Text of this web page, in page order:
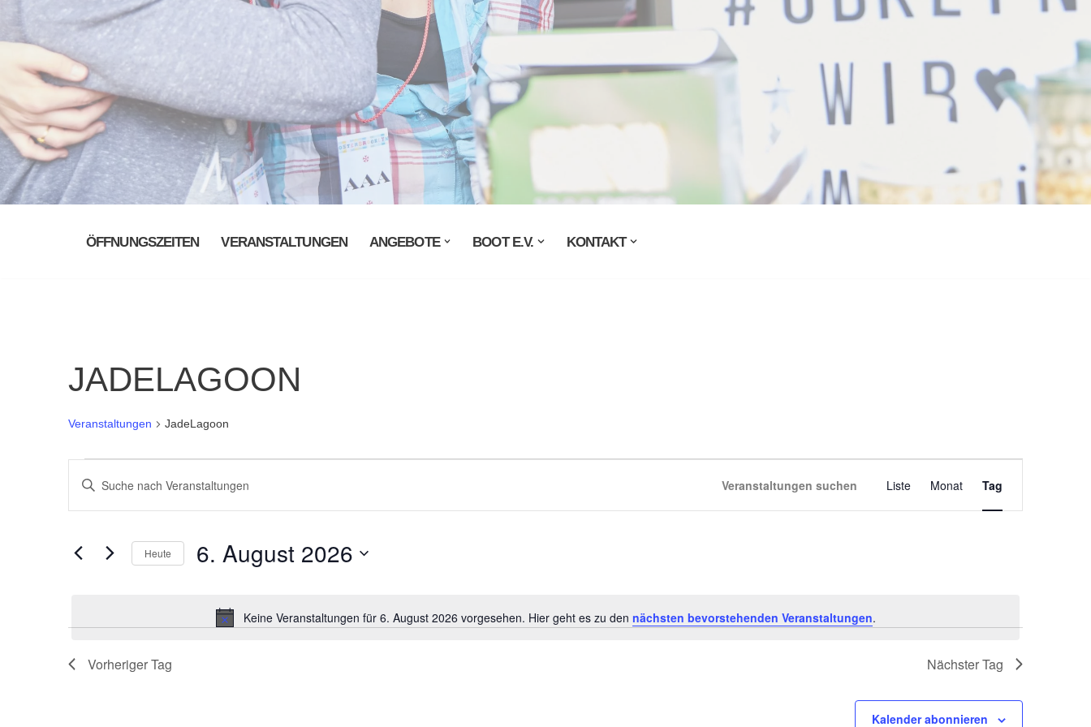
ÖFFNUNGSZEITEN VERANSTALTUNGEN ANGEBOTE BOOT E.V. KONTAKT
JADELAGOON
Veranstaltungen JadeLagoon
Hinweis
Keine Veranstaltungen für 6. August 2026 vorgesehen. Hier geht es zu den nächsten bevorstehenden Veranstaltungen.
VERANSTALTUNGEN
UND
ANSICHTEN,
NAVIGATION
BITTE
SUCHE
Veranstaltungen suchen
ANSICHTEN-
Liste Monat Tag
Heute 6. August 2026
Vorheriger Tag Nächster Tag
Kalender abonnieren